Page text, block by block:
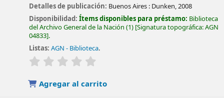
Detalles de publicación: Buenos Aires : Dunken,2008
Disponibilidad:Ítems disponibles para préstamo: Biblioteca
del Archivo General de la Nación (1) Signatura topográfica:AGN
04833 .
Listas: AGN - Biblioteca.
valoración
Agregar al carrito